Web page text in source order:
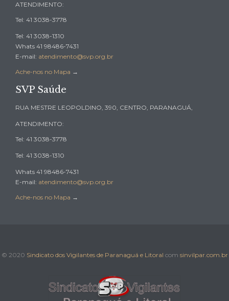
ATENDIMENTO:
Tel: 41 3038-3778
Tel: 41 3038-1310
Whats 41 98486-7431
E-mail: atendimento@svp.org.br
Ache-nos no Mapa →
SVP Saúde
RUA MESTRE LEOPOLDINO, 390, CENTRO, PARANAGUÁ,
ATENDIMENTO:
Tel: 41 3038-3778
Tel: 41 3038-1310
Whats 41 98486-7431
E-mail: atendimento@svp.org.br
Ache-nos no Mapa →
© 2020 Sindicato dos Vigilantes de Paranaguá e Litoral com sinvilpar.com.br